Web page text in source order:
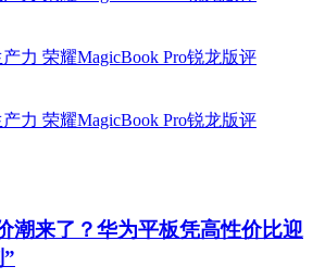
潮来了？华为平板凭高性价比迎